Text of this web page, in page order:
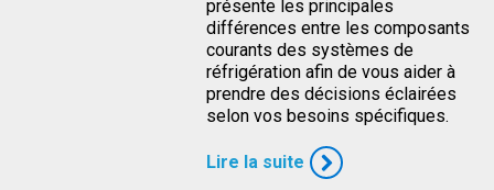
présente les principales
différences entre les composants
courants des systèmes de
réfrigération afin de vous aider à
prendre des décisions éclairées
selon vos besoins spécifiques.
Lire la suite